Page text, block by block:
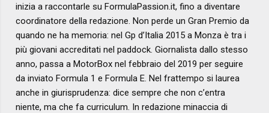
inizia a raccontarle su FormulaPassion.it, fino a diventare
coordinatore della redazione. Non perde un Gran Premio da
quando ne ha memoria: nel Gp d’Italia 2015 a Monza è tra i
più giovani accreditati nel paddock. Giornalista dallo stesso
anno, passa a MotorBox nel febbraio del 2019 per seguire
da inviato Formula 1 e Formula E. Nel frattempo si laurea
anche in giurisprudenza: dice sempre che non c’entra
niente, ma che fa curriculum. In redazione minaccia di